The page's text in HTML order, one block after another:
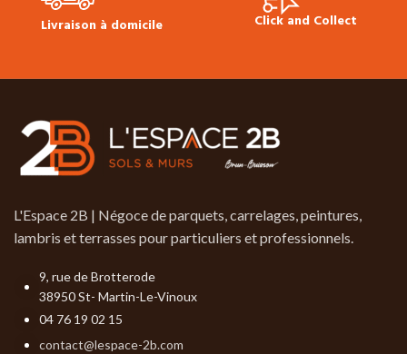
Livraison à domicile Click and Collect
L'Espace 2B | Négoce de parquets, carrelages, peintures,
lambris et terrasses pour particuliers et professionnels.
9, rue de Brotterode
38950 St- Martin-Le-Vinoux
04 76 19 02 15
contact@lespace-2b.com